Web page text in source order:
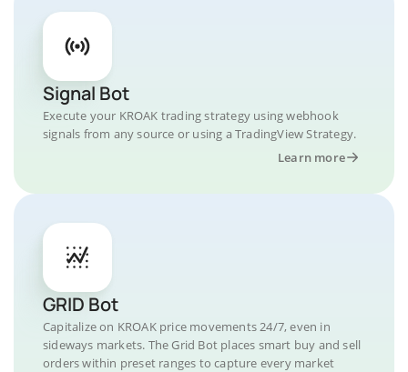
Signal Bot
Execute your KROAK trading strategy using webhook
signals from any source or using a TradingView Strategy.
Learn more
GRID Bot
Capitalize on KROAK price movements 24/7, even in
sideways markets. The Grid Bot places smart buy and sell
orders within preset ranges to capture every market